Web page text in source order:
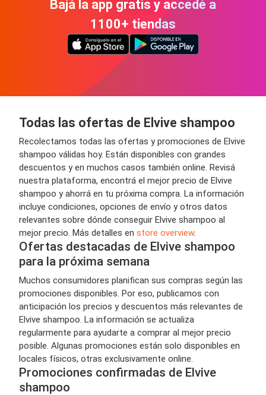
Bajá la app gratis y accedé a
1100+ tiendas
Todas las ofertas de Elvive shampoo
Recolectamos todas las ofertas y promociones de Elvive
shampoo válidas hoy. Están disponibles con grandes
descuentos y en muchos casos también online. Revisá
nuestra plataforma, encontrá el mejor precio de Elvive
shampoo y ahorrá en tu próxima compra. La información
incluye condiciones, opciones de envío y otros datos
relevantes sobre dónde conseguir Elvive shampoo al
mejor precio. Más detalles en store overview.
Ofertas destacadas de Elvive shampoo
para la próxima semana
Muchos consumidores planifican sus compras según las
promociones disponibles. Por eso, publicamos con
anticipación los precios y descuentos más relevantes de
Elvive shampoo. La información se actualiza
regularmente para ayudarte a comprar al mejor precio
posible. Algunas promociones están solo disponibles en
locales físicos, otras exclusivamente online.
Promociones confirmadas de Elvive
shampoo